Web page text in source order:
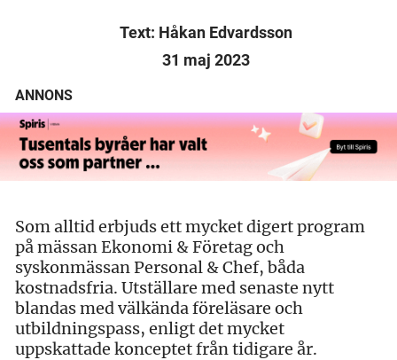
Text: Håkan Edvardsson
31 maj 2023
ANNONS
Som alltid erbjuds ett mycket digert program
på mässan Ekonomi & Företag och
syskonmässan Personal & Chef, båda
kostnadsfria. Utställare med senaste nytt
blandas med välkända föreläsare och
utbildningspass, enligt det mycket
uppskattade konceptet från tidigare år.